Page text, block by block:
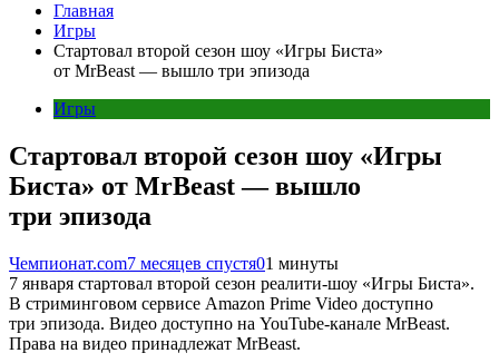
Главная
Игры
Стартовал второй сезон шоу «Игры Биста»
от MrBeast — вышло три эпизода
Игры
Стартовал второй сезон шоу «Игры
Биста» от MrBeast — вышло
три эпизода
Чемпионат.com7 месяцев спустя01 минуты
7 января стартовал второй сезон реалити-шоу «Игры Биста».
В стриминговом сервисе Amazon Prime Video доступно
три эпизода. Видео доступно на YouTube-канале MrBeast.
Права на видео принадлежат MrBeast.